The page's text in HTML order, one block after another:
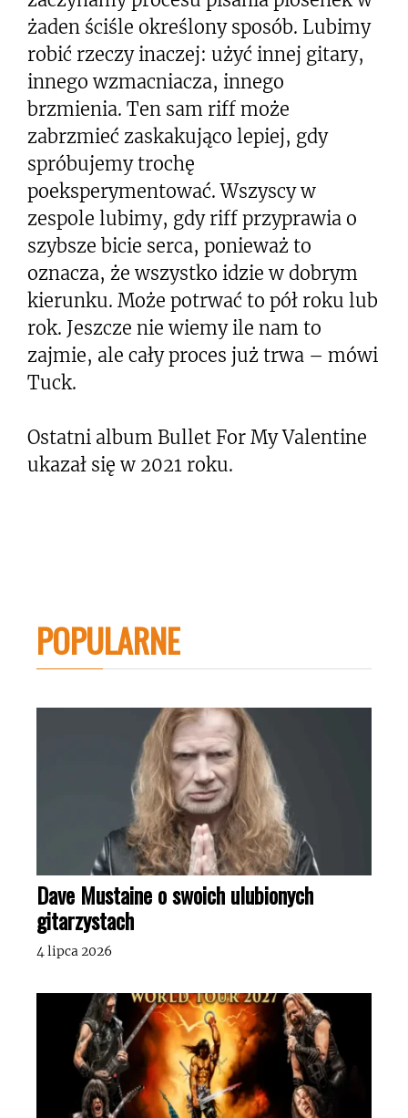
żaden ściśle określony sposób. Lubimy
robić rzeczy inaczej: użyć innej gitary,
innego wzmacniacza, innego
brzmienia. Ten sam riff może
zabrzmieć zaskakująco lepiej, gdy
spróbujemy trochę
poeksperymentować. Wszyscy w
zespole lubimy, gdy riff przyprawia o
szybsze bicie serca, ponieważ to
oznacza, że wszystko idzie w dobrym
kierunku. Może potrwać to pół roku lub
rok. Jeszcze nie wiemy ile nam to
zajmie, ale cały proces już trwa – mówi
Tuck.
Ostatni album Bullet For My Valentine
ukazał się w 2021 roku.
POPULARNE
Dave Mustaine o swoich ulubionych
gitarzystach
4 lipca 2026